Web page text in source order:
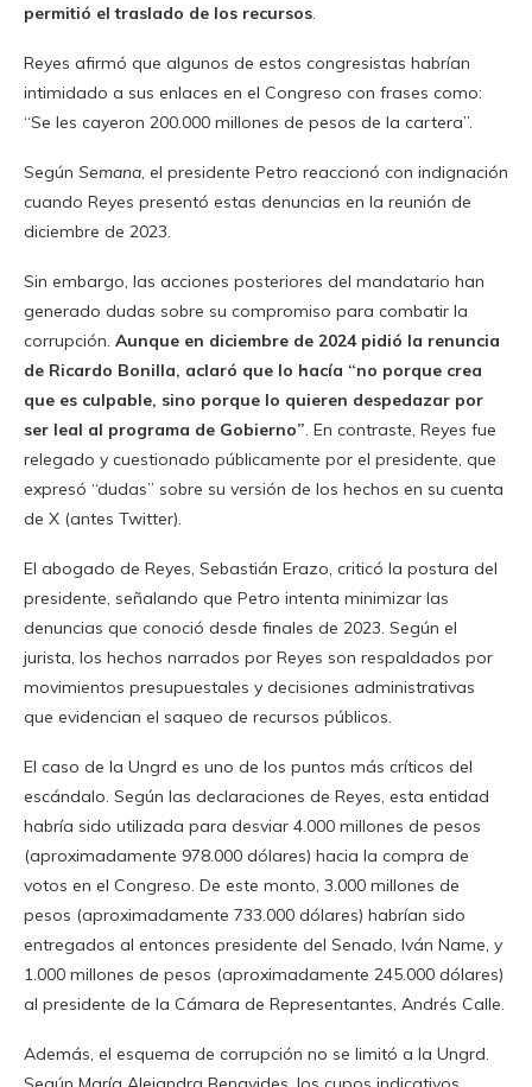
permitió el traslado de los recursos.
Reyes afirmó que algunos de estos congresistas habrían
intimidado a sus enlaces en el Congreso con frases como:
“Se les cayeron 200.000 millones de pesos de la cartera”.
Según Semana, el presidente Petro reaccionó con indignación
cuando Reyes presentó estas denuncias en la reunión de
diciembre de 2023.
Sin embargo, las acciones posteriores del mandatario han
generado dudas sobre su compromiso para combatir la
corrupción. Aunque en diciembre de 2024 pidió la renuncia
de Ricardo Bonilla, aclaró que lo hacía “no porque crea
que es culpable, sino porque lo quieren despedazar por
ser leal al programa de Gobierno”. En contraste, Reyes fue
relegado y cuestionado públicamente por el presidente, que
expresó “dudas” sobre su versión de los hechos en su cuenta
de X (antes Twitter).
El abogado de Reyes, Sebastián Erazo, criticó la postura del
presidente, señalando que Petro intenta minimizar las
denuncias que conoció desde finales de 2023. Según el
jurista, los hechos narrados por Reyes son respaldados por
movimientos presupuestales y decisiones administrativas
que evidencian el saqueo de recursos públicos.
El caso de la Ungrd es uno de los puntos más críticos del
escándalo. Según las declaraciones de Reyes, esta entidad
habría sido utilizada para desviar 4.000 millones de pesos
(aproximadamente 978.000 dólares) hacia la compra de
votos en el Congreso. De este monto, 3.000 millones de
pesos (aproximadamente 733.000 dólares) habrían sido
entregados al entonces presidente del Senado, Iván Name, y
1.000 millones de pesos (aproximadamente 245.000 dólares)
al presidente de la Cámara de Representantes, Andrés Calle.
Además, el esquema de corrupción no se limitó a la Ungrd.